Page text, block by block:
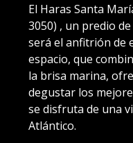
El Haras Santa
3050) , un predio
será el anfitrión de
espacio, que
la brisa marina,
degustar los
se disfruta de una
Atlántico.